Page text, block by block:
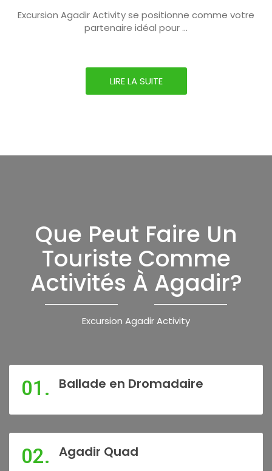
Excursion Agadir Activity se positionne comme votre
partenaire idéal pour ...
LIRE LA SUITE
Que Peut Faire Un
Touriste Comme
Activités À Agadir?
Excursion Agadir Activity
01. Ballade en Dromadaire
02. Agadir Quad